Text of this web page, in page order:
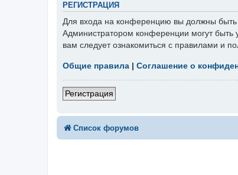
РЕГИСТРАЦИЯ
Для входа на конференцию вы должны быть
Администратором конференции могут быть
вам следует ознакомиться с правилами и
Общие правила | Соглашение о
Регистрация
Список форумов